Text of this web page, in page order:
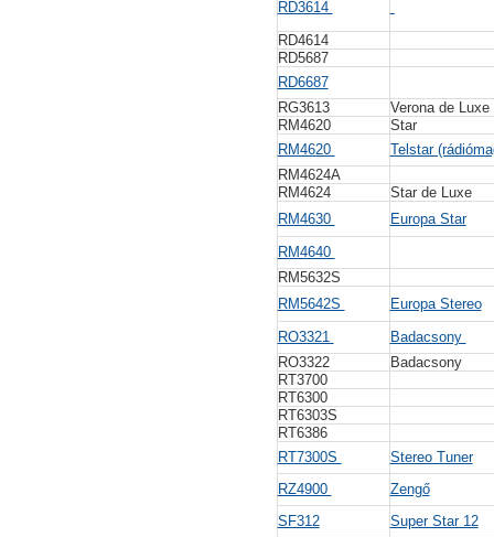
RD3614
RD4614
RD5687
RD6687
RG3613
Verona de Luxe
RM4620
Star
RM4620
Telstar
RM4624A
RM4624
Star de Luxe
RM4630
Europa Star
RM4640
RM5632S
RM5642S
Europa Stereo
RO3321
Badacsony
RO3322
Badacsony
RT3700
RT6300
RT6303S
RT6386
RT7300S
Stereo Tuner
RZ4900
Zengő
SF312
Super Star 12